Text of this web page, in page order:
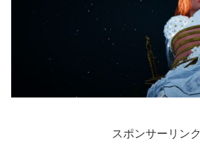
スポンサーリンク